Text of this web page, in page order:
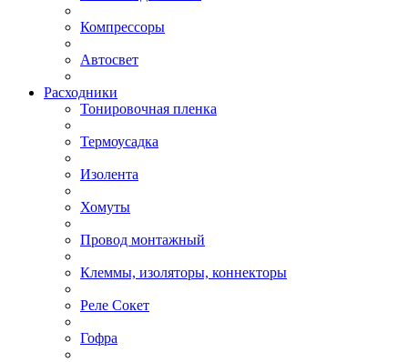
Компрессоры
Автосвет
Расходники
Тонировочная пленка
Термоусадка
Изолента
Хомуты
Провод монтажный
Клеммы, изоляторы, коннекторы
Реле Сокет
Гофра